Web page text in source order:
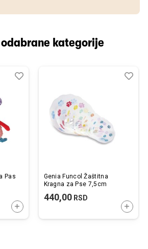
kategorije
Pas
DODAJTE U KORPU
Dodaj
Uporedi
Genia Funcol Žaštitna
Kragna za Pse 7,5cm
440,00RSD